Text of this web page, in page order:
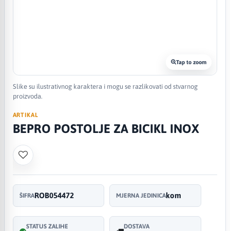
Tap to zoom
Slike su ilustrativnog karaktera i mogu se razlikovati od stvarnog
proizvoda.
ARTIKAL
BEPRO POSTOLJE ZA BICIKL INOX
ŠIFRAROB054472 MJERNA JEDINICAkom
STATUS ZALIHE DOSTAVA